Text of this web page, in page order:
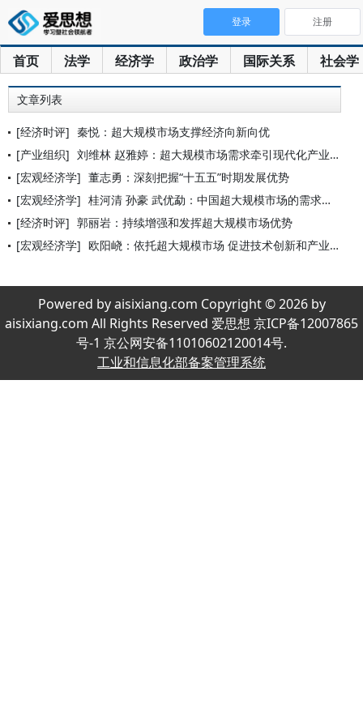
首页 法学 经济学 政治学 国际关系 社会学
登录 注册
文章列表
[经济时评] 秦悦：超大规模市场支撑经济向新向优
[产业组织] 刘维林 赵雅婷：超大规模市场需求牵引现代化产业体系建设的机制
[宏观经济学] 董志勇：深刻把握“十五五”时期发展优势
[宏观经济学] 桂河清 孙豪 武优勐：中国超大规模市场的需求优势及其发挥
[经济时评] 郭丽岩：持续增强和发挥超大规模市场优势
[宏观经济学] 欧阳峣：依托超大规模市场 促进技术创新和产业创新
Powered by aisixiang.com Copyright © 2026 by
aisixiang.com All Rights Reserved 爱思想 京ICP备12007865
号-1 京公网安备11010602120014号.
工业和信息化部备案管理系统